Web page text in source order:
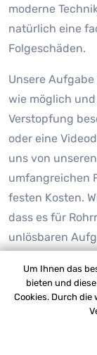
moderne
natürlich eine
Folgeschäden.
Unsere
wie möglich
Verstopfung
oder eine
uns von
umfangreichen
festen Kosten.
dass es für
unlösbaren
Um Ihnen das
bieten und
Cookies. Durch die